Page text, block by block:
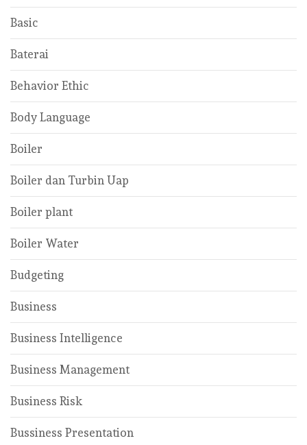
Basic
Baterai
Behavior Ethic
Body Language
Boiler
Boiler dan Turbin Uap
Boiler plant
Boiler Water
Budgeting
Business
Business Intelligence
Business Management
Business Risk
Bussiness Presentation